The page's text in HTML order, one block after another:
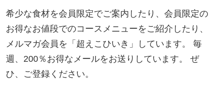
希少な食材を会員限定でご案内したり、会員限定の
お得なお値段でのコースメニューをご紹介したり、
メルマガ会員を「超えこひいき」しています。 毎
週、200％お得なメールをお送りしています。 ぜ
ひ、ご登録ください。